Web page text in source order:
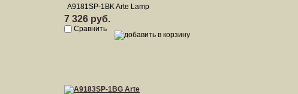
A9181SP-1BK Arte Lamp
7 326 руб.
Сравнить